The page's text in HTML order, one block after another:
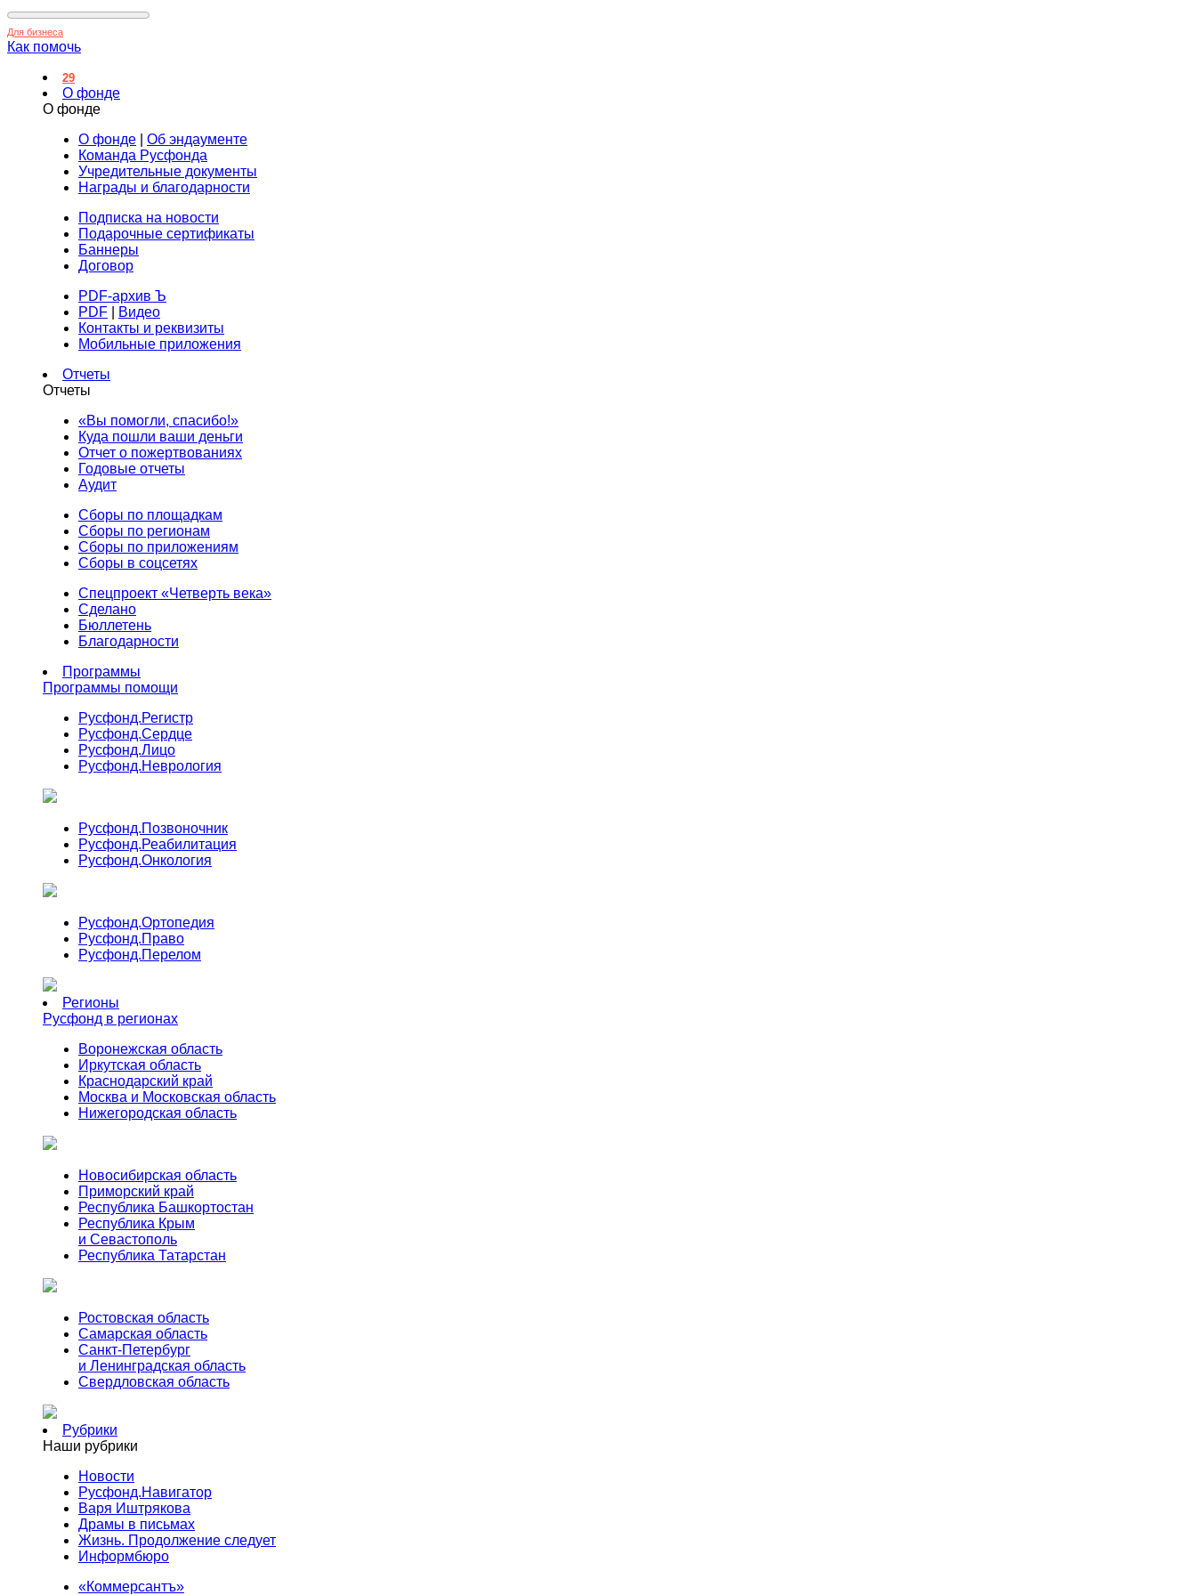
Для бизнеса
Как помочь
29
О фонде
О фонде
О фонде
Об эндаументе
Команда Русфонда
Учредительные документы
Награды и благодарности
Подписка на новости
Подарочные сертификаты
Баннеры
Договор
PDF-архив Ъ
PDF
Видео
Контакты и реквизиты
Мобильные приложения
Отчеты
Отчеты
«Вы помогли, спасибо!»
Куда пошли ваши деньги
Отчет о пожертвованиях
Годовые отчеты
Аудит
Сборы по площадкам
Сборы по регионам
Сборы по приложениям
Сборы в соцсетях
Спецпроект «Четверть века»
Сделано
Бюллетень
Благодарности
Программы
Программы помощи
Русфонд.Регистр
Русфонд.Сердце
Русфонд.Лицо
Русфонд.Неврология
Русфонд.Позвоночник
Русфонд.Реабилитация
Русфонд.Онкология
Русфонд.Ортопедия
Русфонд.Право
Русфонд.Перелом
Регионы
Русфонд в регионах
Воронежская область
Иркутская область
Краснодарский край
Москва и Московская область
Нижегородская область
Новосибирская область
Приморский край
Республика Башкортостан
Республика Крым
и Севастополь
Республика Татарстан
Ростовская область
Самарская область
Санкт-Петербург
и Ленинградская область
Свердловская область
Рубрики
Наши рубрики
Новости
Русфонд.Навигатор
Варя Иштрякова
Драмы в письмах
Жизнь. Продолжение следует
Информбюро
«Коммерсантъ»